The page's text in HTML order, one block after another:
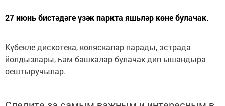
27 июнь бистәдәге үзәк паркта яшьләр көне булачак.
Күбекле дискотека, коляскалар парады, эстрада
йолдызлары, һәм башкалар булачак дип ышандыра
оештыручылар.